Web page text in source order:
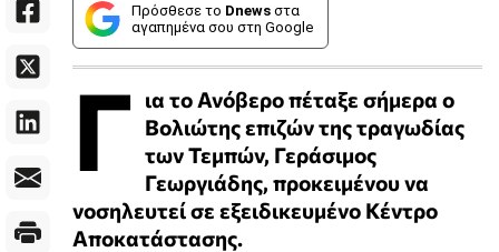
Πρόσθεσε το Dnews στα
αγαπημένα σου στη Google
Γ ια το Ανόβερο πέταξε σήμερα ο
Βολιώτης επιζών της τραγωδίας
των Τεμπών, Γεράσιμος
Γεωργιάδης, προκειμένου να
νοσηλευτεί σε εξειδικευμένο Κέντρο
Αποκατάστασης.